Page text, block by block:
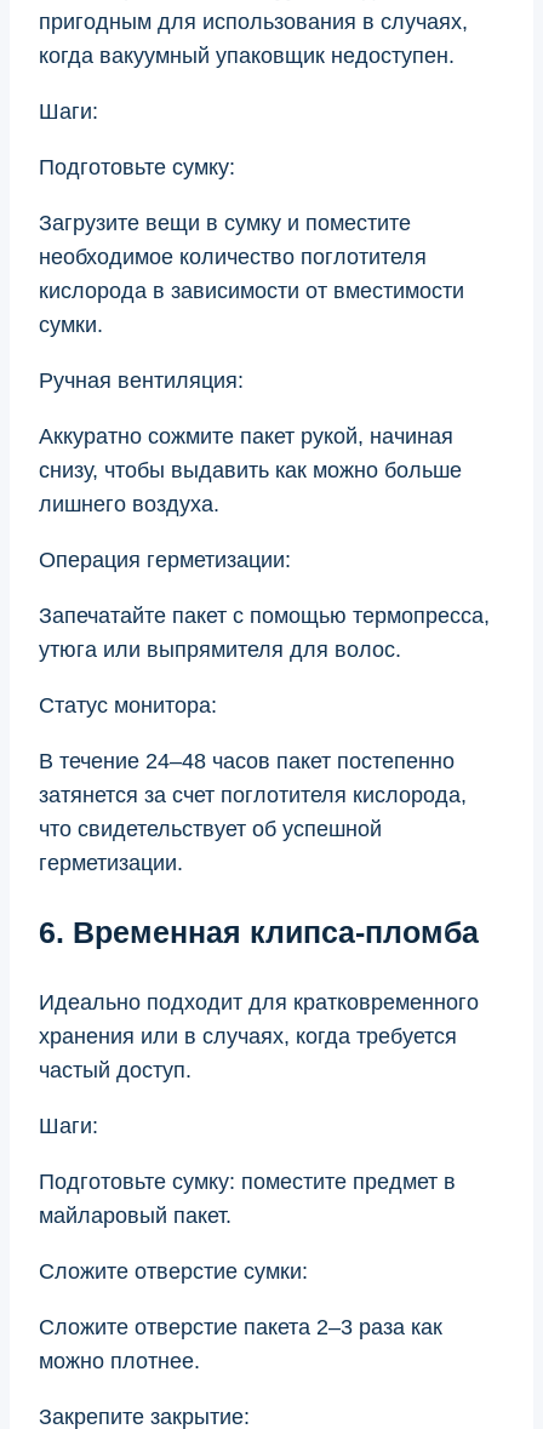
пригодным для использования в случаях,
когда вакуумный упаковщик недоступен.
Шаги:
Подготовьте сумку:
Загрузите вещи в сумку и поместите
необходимое количество поглотителя
кислорода в зависимости от вместимости
сумки.
Ручная вентиляция:
Аккуратно сожмите пакет рукой, начиная
снизу, чтобы выдавить как можно больше
лишнего воздуха.
Операция герметизации:
Запечатайте пакет с помощью термопресса,
утюга или выпрямителя для волос.
Статус монитора:
В течение 24–48 часов пакет постепенно
затянется за счет поглотителя кислорода,
что свидетельствует об успешной
герметизации.
6. Временная клипса-пломба
Идеально подходит для кратковременного
хранения или в случаях, когда требуется
частый доступ.
Шаги:
Подготовьте сумку: поместите предмет в
майларовый пакет.
Сложите отверстие сумки:
Сложите отверстие пакета 2–3 раза как
можно плотнее.
Закрепите закрытие: